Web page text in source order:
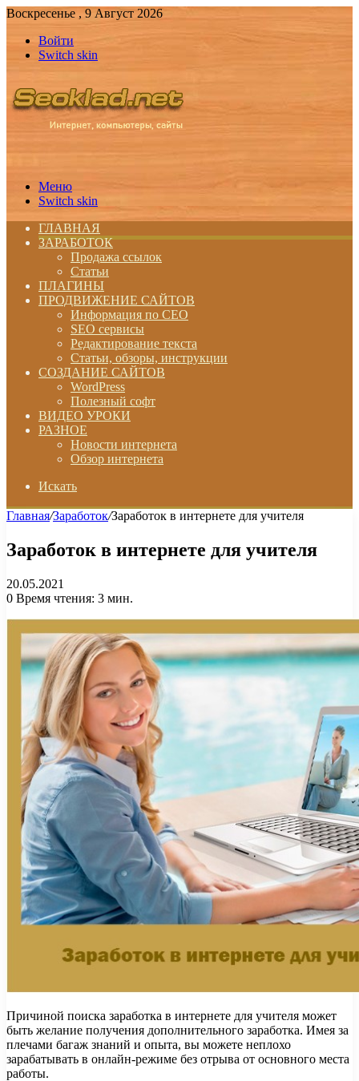
Воскресенье , 9 Август 2026
Войти
Switch skin
Меню
Switch skin
ГЛАВНАЯ
ЗАРАБОТОК
Продажа ссылок
Статьи
ПЛАГИНЫ
ПРОДВИЖЕНИЕ САЙТОВ
Информация по СЕО
SEO сервисы
Редактирование текста
Статьи, обзоры, инструкции
СОЗДАНИЕ САЙТОВ
WordPress
Полезный софт
ВИДЕО УРОКИ
РАЗНОЕ
Новости интернета
Обзор интернета
Искать
Главная/Заработок/Заработок в интернете для учителя
Заработок в интернете для учителя
20.05.2021
0 Время чтения: 3 мин.
Причиной поиска заработка в интернете для учителя может
быть желание получения дополнительного заработка. Имея за
плечами багаж знаний и опыта, вы можете неплохо
зарабатывать в онлайн-режиме без отрыва от основного места
работы.